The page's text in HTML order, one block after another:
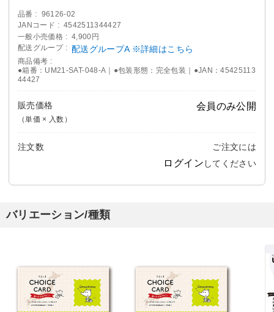
品番
96126-02
JANコード
4542511344427
一般小売価格
4,900円
配送グループ
配送グループA ※詳細はこちら
商品備考
●箱番：UM21-SAT-048-A｜●包装形態：完全包装｜●JAN：45425113
44427
販売価格
（単価 × 入数）
会員のみ公開
注文数 ご注文には
ログイン してください
バリエーション/種類